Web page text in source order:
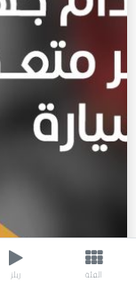
الفئة ريلز